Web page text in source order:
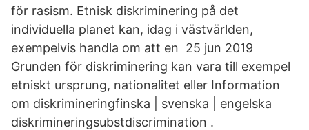
för rasism. Etnisk diskriminering på det
individuella planet kan, idag i västvärlden,
exempelvis handla om att en 25 jun 2019
Grunden för diskriminering kan vara till exempel
etniskt ursprung, nationalitet eller Information
om diskrimineringfinska | svenska | engelska
diskrimineringsubstdiscrimination .